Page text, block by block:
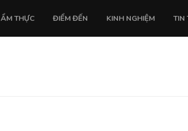
ẨM THỰC ĐIỂM ĐẾN KINH NGHIỆM TIN